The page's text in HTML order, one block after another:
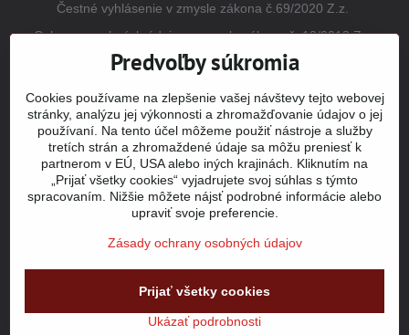
Čestné vyhlásenie v zmysle zákona č.69/2020 Z.z.
Ochrana osobných údajov v zmysle zákona č. 18/2018 Z.z.
(GDPR)
Vrátenie tovaru
Tabuľky veľkostí
Šitie a potlač odevov
Mapa stránky
©2026Copyright
Predvoľby súkromiaZásady ochrany osobných údajov
Stav objednávky
Vytvorené pomocou:BiznisWeb.sk
Predvoľby súkromia
Cookies používame na zlepšenie vašej návštevy tejto webovej
stránky, analýzu jej výkonnosti a zhromažďovanie údajov o jej
používaní. Na tento účel môžeme použiť nástroje a služby
tretích strán a zhromaždené údaje sa môžu preniesť k
partnerom v EÚ, USA alebo iných krajinách. Kliknutím na
„Prijať všetky cookies“ vyjadrujete svoj súhlas s týmto
spracovaním. Nižšie môžete nájsť podrobné informácie alebo
upraviť svoje preferencie.
Zásady ochrany osobných údajov
Ukázať podrobnosti
Prijať všetky cookies